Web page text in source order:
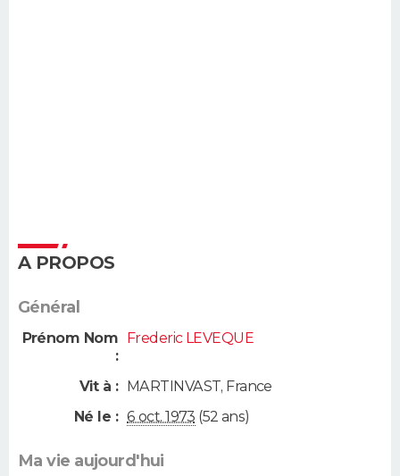
A PROPOS
Général
Prénom Nom
:
Frederic LEVEQUE
Vit à : MARTINVAST, France
Né le : 6 oct. 1973 (52 ans)
Ma vie aujourd'hui